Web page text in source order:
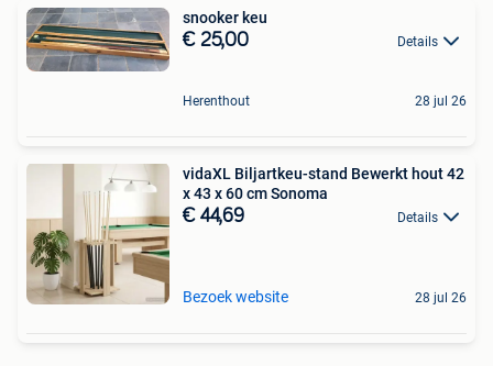
snooker keu
€ 25,00 Details
Herenthout 28 jul 26
vidaXL Biljartkeu-stand Bewerkt hout 42
x 43 x 60 cm Sonoma
€ 44,69 Details
Bezoek website 28 jul 26